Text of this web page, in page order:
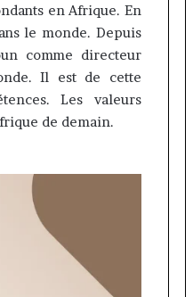
en Afrique. En
le monde. Depuis
comme directeur
Il est de cette
Les valeurs
de demain.